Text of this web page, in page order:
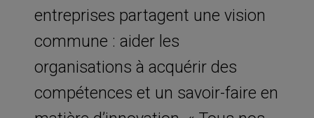
entreprises partagent une vision
commune : aider les
organisations à acquérir des
compétences et un savoir-faire en